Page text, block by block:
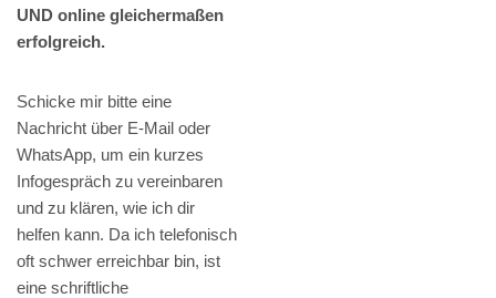
UND online gleichermaßen
erfolgreich.
Schicke mir bitte eine
Nachricht über E-Mail oder
WhatsApp, um ein kurzes
Infogespräch zu vereinbaren
und zu klären, wie ich dir
helfen kann. Da ich telefonisch
oft schwer erreichbar bin, ist
eine schriftliche